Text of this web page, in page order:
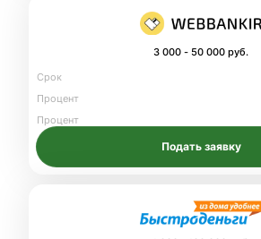
3 000 - 50 000 руб.
Срок
Процент
Процент
Подать заявку